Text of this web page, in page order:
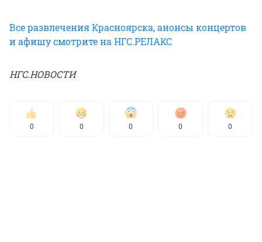
Все развлечения Красноярска, анонсы концертов
и афишу смотрите на НГС.РЕЛАКС
НГС.НОВОСТИ
0 0 0 0 0